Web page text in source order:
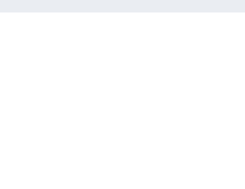
女芸人の吉住さん（36）メイクしたら普
【驚愕】女さん「43億円注文して………キ
熊本地震で居酒屋から温泉が湧き出るｗｗ
【動画】高校生さん、文化祭でコーヒー
【悲報】タトゥー彫師23年目店長「タト
停車中に二人の子供を乗せたヤンママに自
ーふざけんなよっ！ぶつかってんじゃねー
ハードオフに売っていた4万4000円のフィ